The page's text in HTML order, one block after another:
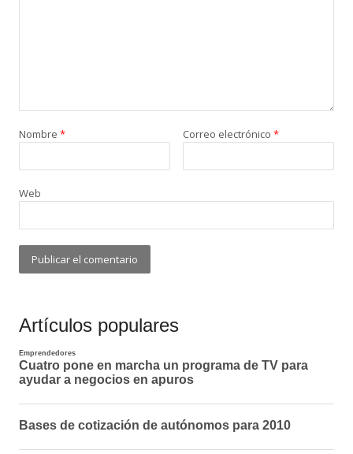
Nombre * Correo electrónico *
Web
Artículos populares